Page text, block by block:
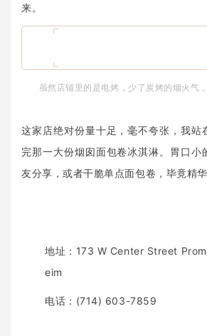
来。
虽然店铺里的是电烤，少了炭烤的烟火气
这家店绝对份量十足，毫不夸张，我站
完那一大份烟囱面包卷冰淇淋。胃口小
友分享，或者干脆单点面包卷，毕竟精华
地址：173 W Center Street
eim
电话：(714) 603-7859